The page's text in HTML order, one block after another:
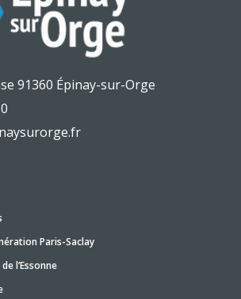
91360 Épinay-sur-Orge
Paris-Saclay
l’Essonne